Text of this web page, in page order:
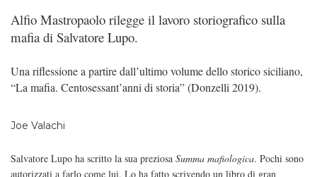
Alfio Mastropaolo rilegge il lavoro storiografico sulla
mafia di Salvatore Lupo.
Una riflessione a partire dall’ultimo volume dello storico siciliano,
“La mafia. Centosessant’anni di storia” (Donzelli 2019).
Joe Valachi
Salvatore Lupo ha scritto la sua preziosa Summa mafiologica. Pochi sono
autorizzati a farlo come lui. Lo ha fatto scrivendo un libro di gran